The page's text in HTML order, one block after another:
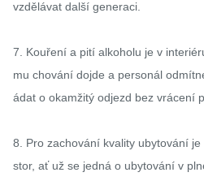
vzdělávat další generaci.
7. Kouření a pití alkoholu je v
mu chování dojde a personál
ádat o okamžitý odjezd bez vrácení
8. Pro zachování kvality ubytování
stor, ať už se jedná o ubytování v